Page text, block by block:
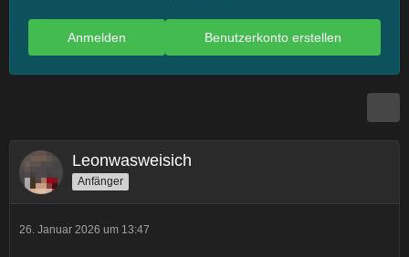
Benutzerkonto erstellen
Anmelden
Leonwasweisich
Anfänger
26. Januar 2026 um 13:47